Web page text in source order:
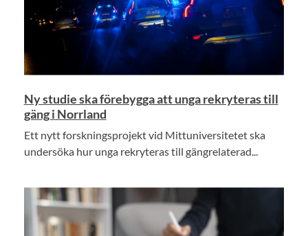
Ny studie ska förebygga att unga rekryteras till
gäng i Norrland
Ett nytt forskningsprojekt vid Mittuniversitetet ska
undersöka hur unga rekryteras till gängrelaterad...